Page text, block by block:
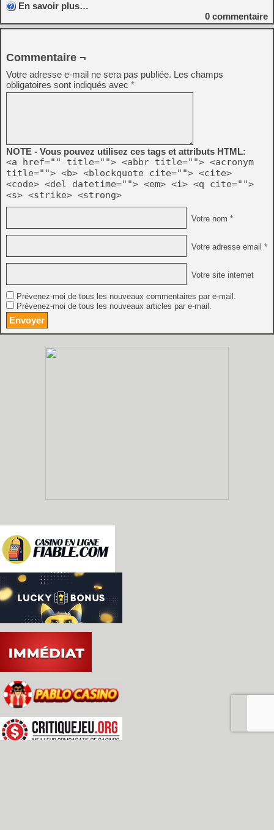
En savoir plus…
0 commentaire
Commentaire ¬
Votre adresse e-mail ne sera pas publiée. Les champs
obligatoires sont indiqués avec *
NOTE - Vous pouvez utilisez ces tags et attributs HTML:
<a href="" title=""> <abbr title=""> <acronym
title=""> <b> <blockquote cite=""> <cite>
<code> <del datetime=""> <em> <i> <q cite="">
<s> <strike> <strong>
Votre nom *
Votre adresse email *
Votre site internet
Prévenez-moi de tous les nouveaux commentaires par e-mail.
Prévenez-moi de tous les nouveaux articles par e-mail.